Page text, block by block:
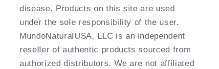
disease. Products on this site are used
under the sole responsibility of the user.
MundoNaturalUSA, LLC is an independent
reseller of authentic products sourced from
authorized distributors. We are not affiliated